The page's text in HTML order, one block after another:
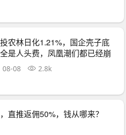
农林日化1.21%，国企壳子底
是人头费，凤凰潮们都已经崩
08-08 2.8k
直推返佣50%，钱从哪来？